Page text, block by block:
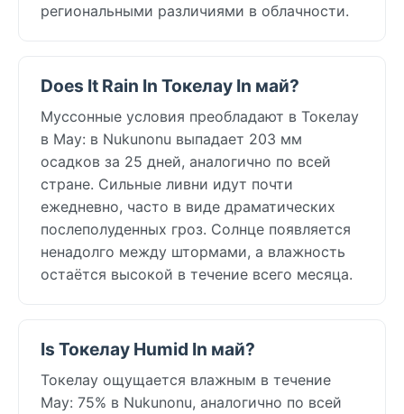
региональными различиями в облачности.
Does It Rain In Токелау In май?
Муссонные условия преобладают в Токелау
в May: в Nukunonu выпадает 203 мм
осадков за 25 дней, аналогично по всей
стране. Сильные ливни идут почти
ежедневно, часто в виде драматических
послеполуденных гроз. Солнце появляется
ненадолго между штормами, а влажность
остаётся высокой в течение всего месяца.
Is Токелау Humid In май?
Токелау ощущается влажным в течение
May: 75% в Nukunonu, аналогично по всей